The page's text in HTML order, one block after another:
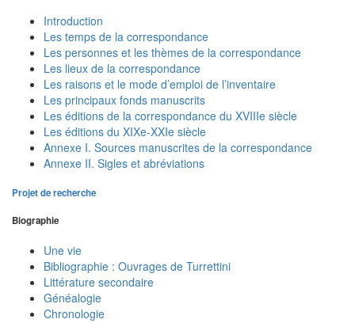
Introduction
Les temps de la correspondance
Les personnes et les thèmes de la correspondance
Les lieux de la correspondance
Les raisons et le mode d’emploi de l’inventaire
Les principaux fonds manuscrits
Les éditions de la correspondance du XVIIIe siècle
Les éditions du XIXe-XXIe siècle
Annexe I. Sources manuscrites de la correspondance
Annexe II. Sigles et abréviations
Projet de recherche
Biographie
Une vie
Bibliographie : Ouvrages de Turrettini
Littérature secondaire
Généalogie
Chronologie